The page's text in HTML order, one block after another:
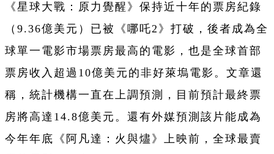
《星球大戰：原力覺醒》保持近十年的票房紀錄
（9.36億美元）已被《哪吒2》打破，後者成為全
球單一電影市場票房最高的電影，也是全球首部
票房收入超過10億美元的非好萊塢電影。文章還
稱，統計機構一直在上調預測，目前預計最終票
房將高達14.8億美元。還有外媒預測該片能成為
今年年底《阿凡達：火與燼》上映前，全球最賣